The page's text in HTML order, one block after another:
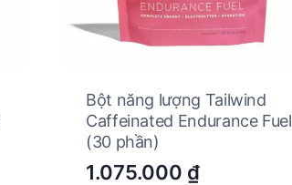
Bột năng lượng Tailwind
Caffeinated Endurance Fuel
(30 phần)
1.075.000 ₫